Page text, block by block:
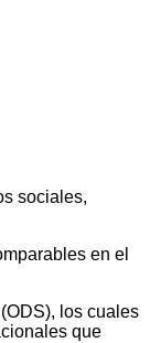
sociales,
en el
los cuales
que